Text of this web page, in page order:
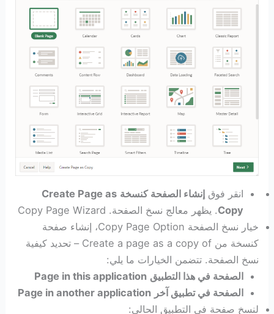
انقر فوق إنشاء الصفحة كنسخة Create Page as
Copy. يظهر معالج نسخ الصفحة. Copy Page Wizard
خيار نسخ الصفحة Copy Page Option، إنشاء صفحة
كنسخة من Create a page as a copy of – تحديد كيفية
نسخ الصفحة. تتضمن الخيارات ما يلي:
الصفحة في هذا التطبيق Page in this application
الصفحة في تطبيق آخر Page in another application
لنسخ صفحة في التطبيق الحالي: